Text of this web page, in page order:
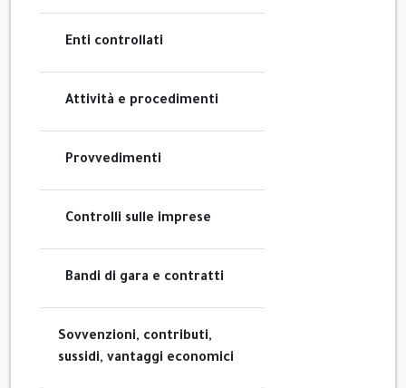
Enti controllati
Attività e procedimenti
Provvedimenti
Controlli sulle imprese
Bandi di gara e contratti
Sovvenzioni, contributi,
sussidi, vantaggi economici